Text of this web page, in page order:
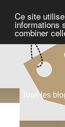
Ce site
informations
combiner
Tous les